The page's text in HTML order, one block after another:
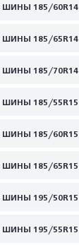
185/60R14
185/65R14
185/70R14
185/55R15
185/60R15
185/65R15
195/50R15
195/55R15